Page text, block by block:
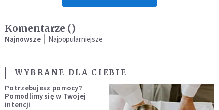
Komentarze ()
Najnowsze Najpopularniejsze
WYBRANE DLA CIEBIE
Potrzebujesz pomocy?
Pomodlimy się w Twojej
intencji